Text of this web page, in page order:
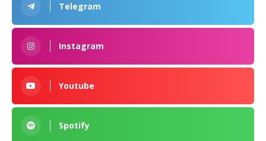
Telegram
Instagram
Youtube
Spotify